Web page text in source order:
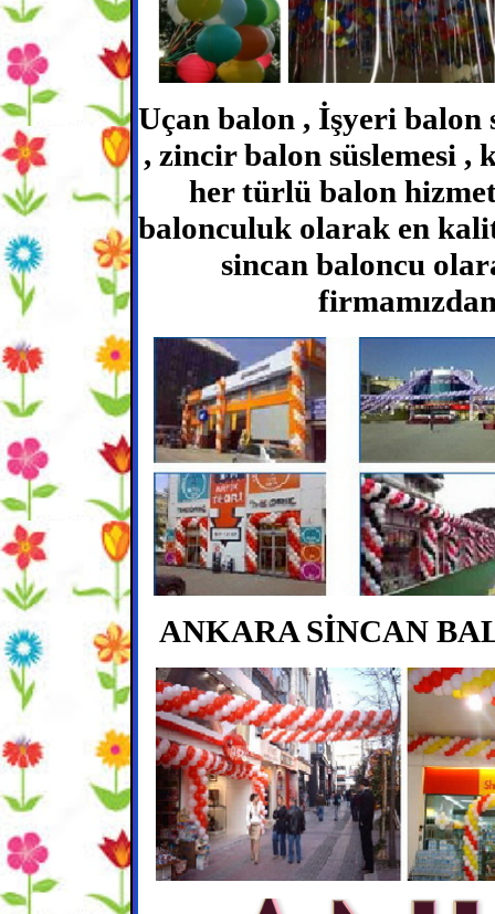
Uçan balon , İşyeri balon
, zincir balon süslemesi ,
her türlü balon
balonculuk olarak en
sincan baloncu
ANKARA SİNCAN